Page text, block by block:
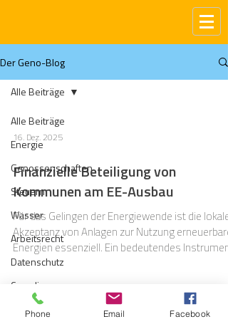
Der Geno-Blog
Alle Beiträge
Energie
Genossenschaften
Steuern
Wasser
Arbeitsrecht
Datenschutz
Compliance
Gas
Alle Beiträge
16. Dez. 2025
Finanzielle Beteiligung von
Kommunen am EE-Ausbau
Für das Gelingen der Energiewende ist die lokale
Akzeptanz von Anlagen zur Nutzung erneuerbarer
Energien essenziell. Ein bedeutendes Instrument
stellen dabei die Landesbeteiligungsgesetze dar.
Diese verpflichten Betreiber bestimmter
Erneuerbare-Energien-Anlagen, Gemeinden und
Bürgerinnen sowie Bürger finanziell an der
Phone Email Facebook